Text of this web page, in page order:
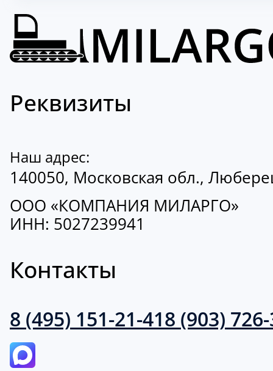
Реквизиты
Наш адрес:
140050, Московская обл.,
ООО «КОМПАНИЯ МИЛАРГО»
ИНН: 5027239941
Контакты
8 (495) 151-21-418 (903)